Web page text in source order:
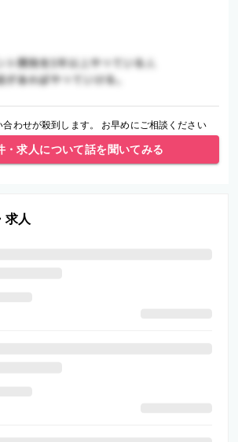
わせが殺到します。 お早めにご相談ください
・求人について話を聞いてみる
求人